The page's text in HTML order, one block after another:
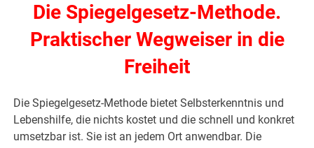
Die Spiegelgesetz-Methode.
Praktischer Wegweiser in die
Freiheit
Die Spiegelgesetz-Methode bietet Selbsterkenntnis und
Lebenshilfe, die nichts kostet und die schnell und konkret
umsetzbar ist. Sie ist an jedem Ort anwendbar. Die